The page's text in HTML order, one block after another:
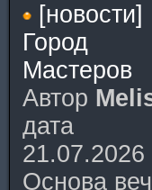
[новости]
Город
Мастеров
Автор
дата
21.07.2026
Основа